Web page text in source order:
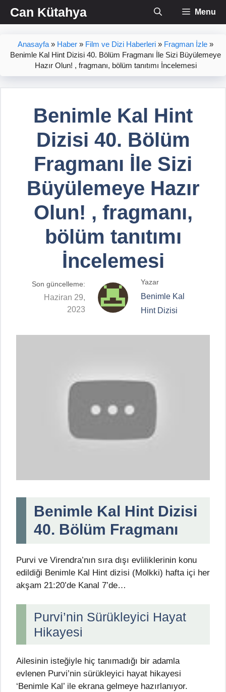
İçeriğe
atlaCan Kütahya Menu
Anasayfa » Haber » Film ve Dizi Haberleri » Fragman İzle »
Benimle Kal Hint Dizisi 40. Bölüm Fragmanı İle Sizi Büyülemeye
Hazır Olun! , fragmanı, bölüm tanıtımı İncelemesi
Benimle Kal Hint
Dizisi 40. Bölüm
Fragmanı İle Sizi
Büyülemeye Hazır
Olun! , fragmanı,
bölüm tanıtımı
İncelemesi
Son güncelleme:
Haziran 29,
2023
Yazar
Benimle Kal
Hint Dizisi
Benimle Kal Hint Dizisi
40. Bölüm Fragmanı
Purvi ve Virendra’nın sıra dışı evliliklerinin konu
edildiği Benimle Kal Hint dizisi (Molkki) hafta içi her
akşam 21:20’de Kanal 7’de…
Purvi’nin Sürükleyici Hayat
Hikayesi
Ailesinin isteğiyle hiç tanımadığı bir adamla
evlenen Purvi’nin sürükleyici hayat hikayesi
‘Benimle Kal’ ile ekrana gelmeye hazırlanıyor.